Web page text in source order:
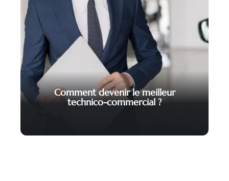
Comment devenir le meilleur
technico-commercial ?